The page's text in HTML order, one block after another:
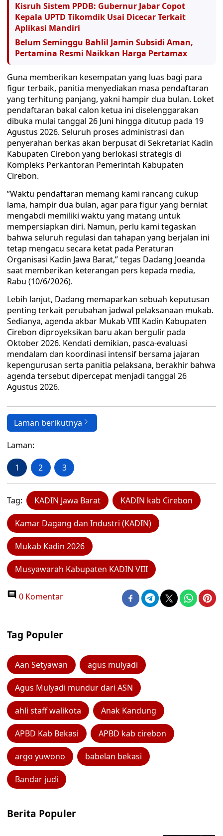
Kisruh Sistem PPDB: Gubernur Jabar Copot
Kepala UPTD Tikomdik Usai Dicecar Terkait
Aplikasi Mandiri
Belum Seminggu Bahlil Jamin Subsidi Aman,
Pertamina Resmi Naikkan Harga Pertamax
​Guna memberikan kesempatan yang luas bagi para
figur terbaik, panitia menyediakan masa pendaftaran
yang terhitung panjang, yakni hampir dua bulan. Loket
pendaftaran bakal calon ketua ini diselenggarakan
dibuka mulai tanggal 26 Juni hingga ditutup pada 19
Agustus 2026. Seluruh proses administrasi dan
penyerahan berkas akan berpusat di Sekretariat Kadin
Kabupaten Cirebon yang berlokasi strategis di
Kompleks Perkantoran Pemerintah Kabupaten
Cirebon.
​”Waktu pendaftaran memang kami rancang cukup
lama, hampir dua bulan, agar para figur yang berniat
mengabdi memiliki waktu yang matang untuk
mempersiapkan diri. Namun, perlu kami tegaskan
bahwa seluruh regulasi dan tahapan yang berjalan ini
tetap mengacu secara ketat pada Peraturan
Organisasi Kadin Jawa Barat,” tegas Dadang Joeanda
saat memberikan keterangan pers kepada media,
Rabu (10/6/2026).
​Lebih lanjut, Dadang memaparkan sebuah keputusan
penting terkait perubahan jadwal pelaksanaan mukab.
Sedianya, agenda akbar Mukab VIII Kadin Kabupaten
Cirebon diproyeksikan baru akan bergulir pada
Oktober 2026. Kendati demikian, pasca-evaluasi
mendalam dan koordinasi intensif bersama jajaran
kepengurusan serta panitia pelaksana, berakhir bahwa
agenda tersebut dipercepat menjadi tanggal 26
Agustus 2026.
Laman berikutnya
Laman:
1 2 3
Tag: KADIN Jawa Barat KADIN kab Cirebon
Kamar Dagang dan Industri (KADIN)
Mukab Kadin 2026
Musyawarah Kabupaten KADIN VIII
0 Komentar
Tag Populer
Aan Setyawan agus mulyadi
Agus Mulyadi mundur dari ASN
ahli staff walikota Anak Kandung
APBD Kab Bekasi APBD kab cirebon
argo yuwono babelan bekasi
Bandar judi
Berita Populer